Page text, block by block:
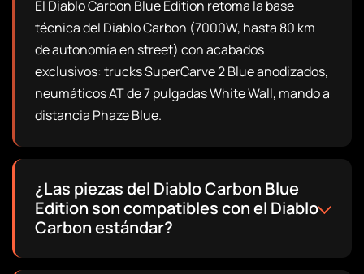
El Diablo Carbon Blue Edition retoma la base
técnica del Diablo Carbon (7000W, hasta 80 km
de autonomía en street) con acabados
exclusivos: trucks SuperCarve 2 Blue anodizados,
neumáticos AT de 7 pulgadas White Wall, mando a
distancia Phaze Blue.
¿Las piezas del Diablo Carbon Blue
Edition son compatibles con el Diablo
Carbon estándar?